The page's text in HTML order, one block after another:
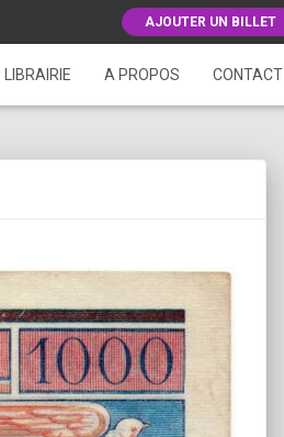
AJOUTER UN BILLET
LIBRAIRIE A PROPOS CONTACT